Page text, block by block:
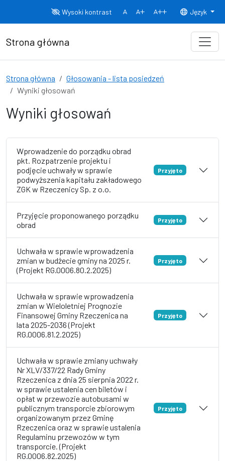
Wysoki kontrast
Normalny rozmiar czcionki
Rozmiar czcionki 150% Rozmiar
Język
Strona główna
Strona główna
Głosowania - lista posiedzeń
Wyniki głosowań
Wyniki głosowań
Wprowadzenie do porządku obrad
pkt. Rozpatrzenie projektu i
podjęcie uchwały w sprawie
podwyższenia kapitału zakładowego
ZGK w Rzeczenicy Sp. z o.o.
Przyjęto
Przyjęcie proponowanego porządku
obrad
Przyjęto
Uchwała w sprawie wprowadzenia
zmian w budżecie gminy na 2025 r.
(Projekt RG.0006.80.2.2025)
Przyjęto
Uchwała w sprawie wprowadzenia
zmian w Wieloletniej Prognozie
Finansowej Gminy Rzeczenica na
lata 2025-2036 (Projekt
RG.0006.81.2.2025)
Przyjęto
Uchwała w sprawie zmiany uchwały
Nr XLV/337/22 Rady Gminy
Rzeczenica z dnia 25 sierpnia 2022 r.
w sprawie ustalenia cen biletów i
opłat w przewozie autobusami w
publicznym transporcie zbiorowym
organizowanym przez Gminę
Rzeczenica oraz w sprawie ustalenia
Regulaminu przewozów w tym
transporcie. (Projekt
RG.0006.82.2025)
Przyjęto